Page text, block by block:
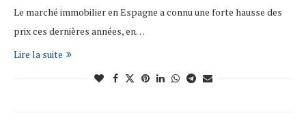
Le marché immobilier en Espagne a connu une forte hausse des
prix ces dernières années, en…
Lire la suite